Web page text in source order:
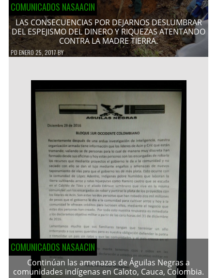
COMUNICADOS NASAACIN
LAS CONSECUENCIAS POR DEJARNOS DESLUMBRAR
DEL ESPEJISMO DEL DINERO Y RIQUEZAS ATENTANDO
CONTRA LA MADRE TIERRA.
PDENERO 25, 2017BY
COMUNICADOS NASAACIN
Continúan las amenazas de Águilas Negras a
comunidades indígenas en Caloto, Cauca, Colombia.